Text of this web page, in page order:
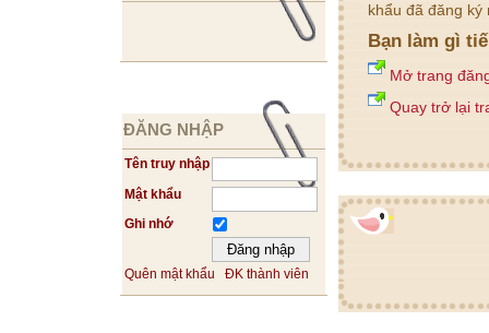
ĐĂNG NHẬP
Tên truy nhập
Mật khẩu
Ghi nhớ
Quên mật khẩu ĐK thành viên
khẩu đã đăng
Bạn làm gì
Mở trang
Quay trở lại